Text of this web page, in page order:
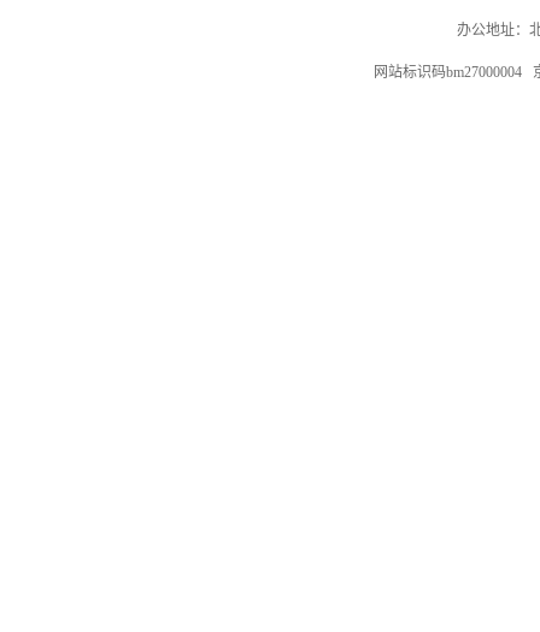
办公地址：
网站标识码bm27000004